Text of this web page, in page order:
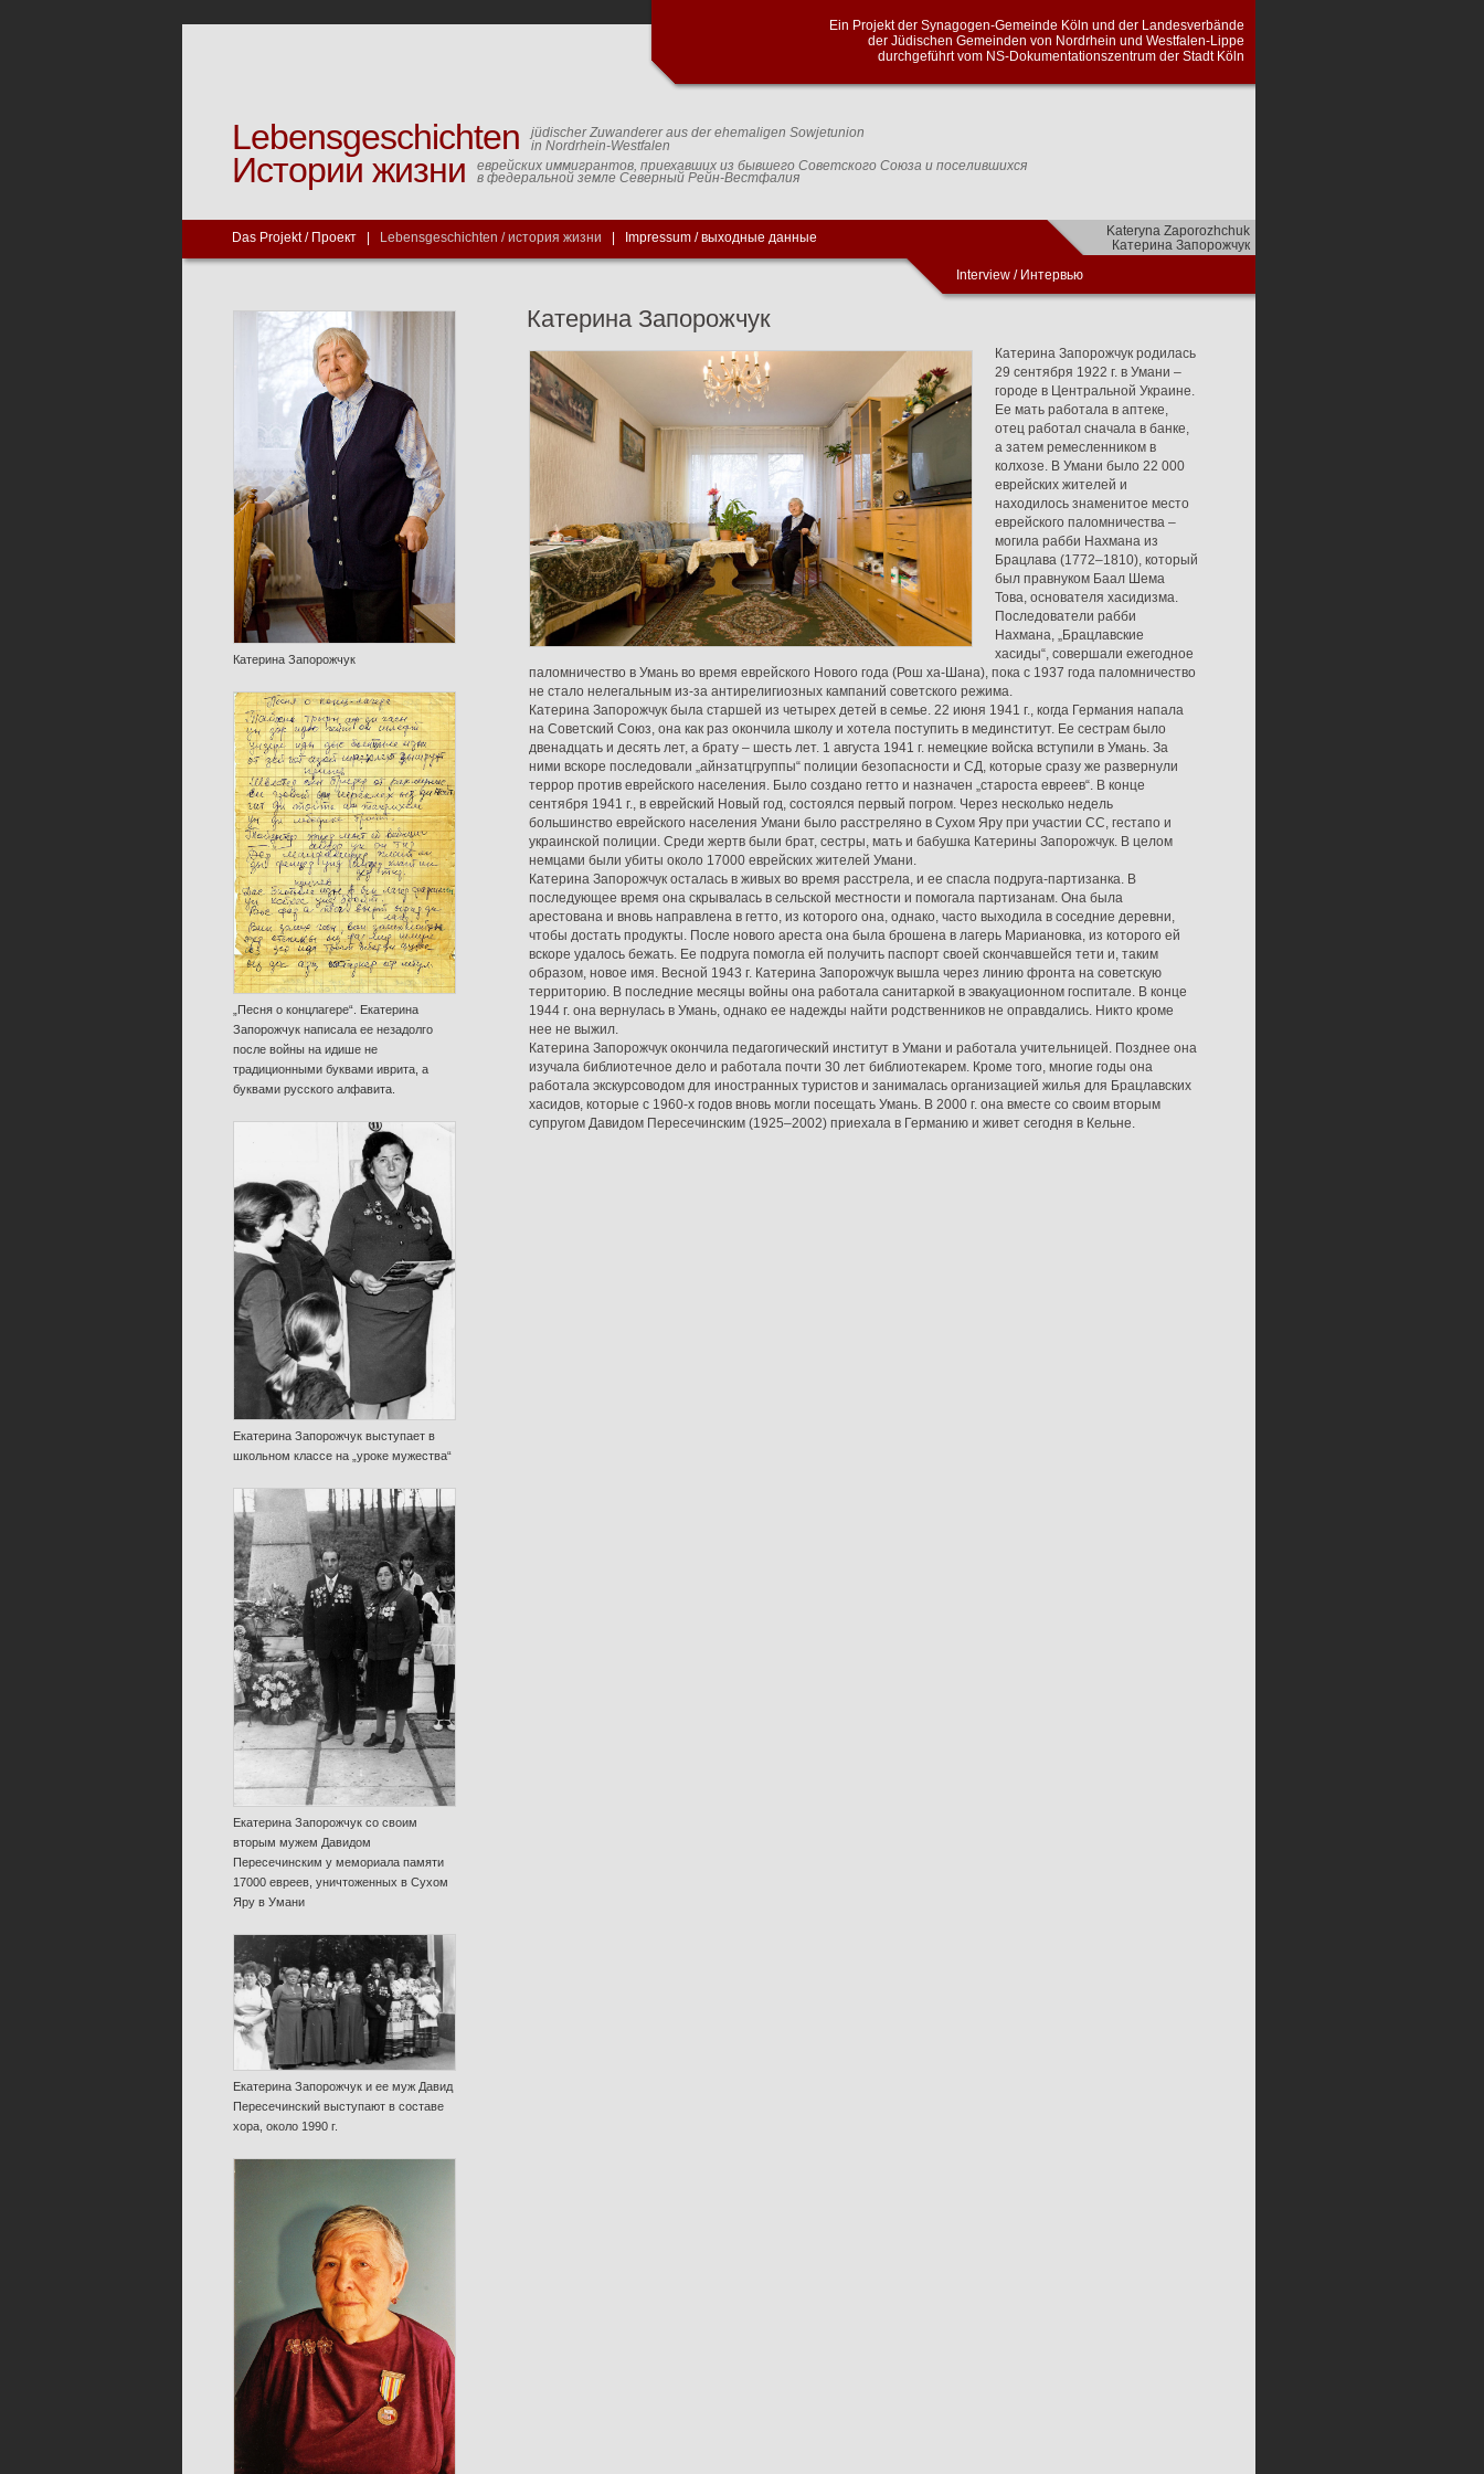
Проект синагогальной общины города Кельна и Земельных союзов еврейских
общин Северного Рейна и Вестфалии-Липпе, проведенный сотрудниками
Кельнского центра документации периода национал-социализма
Lebensgeschichten
jüdischer Zuwanderer aus der ehemaligen Sowjetunion
in Nordrhein-Westfalen
Истории жизни еврейских иммигрантов, приехавших из бывшего Советского Союза и поселившихся
в федеральной земле Северный Рейн-Вестфалия
Das Projekt / Проект Lebensgeschichten / история жизни Impressum / выходные данные
Kateryna Zaporozhchuk
Катерина Запорожчук
Interview/ Интервью
Катерина Запорожчук
„Песня о концлагере“. Екатерина
Запорожчук написала ее незадолго
после войны на идише не
традиционными буквами иврита, а
буквами русского алфавита.
Екатерина Запорожчук выступает в
школьном классе на „уроке мужества“
Екатерина Запорожчук со своим
вторым мужем Давидом
Пересечинским у мемориала памяти
17000 евреев, уничтоженных в Сухом
Яру в Умани
Екатерина Запорожчук и ее муж Давид
Пересечинский выступают в составе
хора, около 1990 г.
Катерина Запорожчук
Катерина Запорожчук родилась
29 сентября 1922 г. в Умани –
городе в Центральной Украине.
Ее мать работала в аптеке,
отец работал сначала в банке,
а затем ремесленником в
колхозе. В Умани было 22 000
еврейских жителей и
находилось знаменитое место
еврейского паломничества –
могила рабби Нахмана из
Брацлава (1772–1810), который
был правнуком Баал Шема
Това, основателя хасидизма.
Последователи рабби
Нахмана, „Брацлавские
хасиды“, совершали ежегодное
паломничество в Умань во время еврейского Нового года (Рош ха-Шана), пока с 1937 года паломничество
не стало нелегальным из-за антирелигиозных кампаний советского режима.
Катерина Запорожчук была старшей из четырех детей в семье. 22 июня 1941 г., когда Германия напала
на Советский Союз, она как раз окончила школу и хотела поступить в мединститут. Ее сестрам было
двенадцать и десять лет, а брату – шесть лет. 1 августа 1941 г. немецкие войска вступили в Умань. За
ними вскоре последовали „айнзатцгруппы“ полиции безопасности и СД, которые сразу же развернули
террор против еврейского населения. Было создано гетто и назначен „староста евреев“. В конце
сентября 1941 г., в еврейский Новый год, состоялся первый погром. Через несколько недель
большинство еврейского населения Умани было расстреляно в Сухом Яру при участии СС, гестапо и
украинской полиции. Среди жертв были брат, сестры, мать и бабушка Катерины Запорожчук. В целом
немцами были убиты около 17000 еврейских жителей Умани.
Катерина Запорожчук осталась в живых во время расстрела, и ее спасла подруга-партизанка. В
последующее время она скрывалась в сельской местности и помогала партизанам. Она была
арестована и вновь направлена в гетто, из которого она, однако, часто выходила в соседние деревни,
чтобы достать продукты. После нового ареста она была брошена в лагерь Мариановка, из которого ей
вскоре удалось бежать. Ее подруга помогла ей получить паспорт своей скончавшейся тети и, таким
образом, новое имя. Весной 1943 г. Катерина Запорожчук вышла через линию фронта на советскую
территорию. В последние месяцы войны она работала санитаркой в эвакуационном госпитале. В конце
1944 г. она вернулась в Умань, однако ее надежды найти родственников не оправдались. Никто кроме
нее не выжил.
Катерина Запорожчук окончила педагогический институт в Умани и работала учительницей. Позднее она
изучала библиотечное дело и работала почти 30 лет библиотекарем. Кроме того, многие годы она
работала экскурсоводом для иностранных туристов и занималась организацией жилья для Брацлавских
хасидов, которые с 1960-х годов вновь могли посещать Умань. В 2000 г. она вместе со своим вторым
супругом Давидом Пересечинским (1925–2002) приехала в Германию и живет сегодня в Кельне.